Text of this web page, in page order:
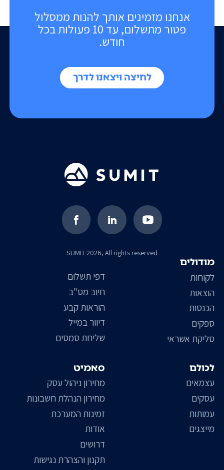
אנחנו מזמינים אותך להנות ממסלול
פטור מתשלום, עד 10 פעולות בכל
חודש.
לחיצה ויצאנו לדרך
SUMIT 2026, All rights reserved
סאמיט
מחירון ניהול עסק
מחירון הנהלת חשבונות
זמינות המערכת
אודות
דרושים
תקנון והצהרת נגישות
דפי תשלום
חיוב מס"ב
הוראות קבע
דיוור במייל
שליחת סמסים
מודולים
לקוחות
הוצאות
הכנסות
ספקים
סליקת אשראי
לכולם
עצמאים
עסקים
עמותות
מייצגים